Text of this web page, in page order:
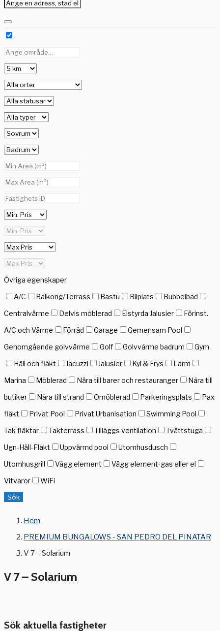
Övriga egenskaper
A/C
Balkong/Terrass Bastu Bilplats
Bubbelbad
Centralvärme
Delvis möblerad Elstyrda Jalusier
Förinst.
A/C och Värme
Förråd Garage
Gemensam Pool
Genomgående golvvärme
Golf Golvvärme badrum
Gym
Häll och fläkt
Jacuzzi Jalusier Kyl & Frys
Larm
Marina
Möblerad Nära till barer och restauranger
Nära till
butiker
Nära till strand Omöblerad Parkeringsplats
Pax
fläkt
Privat Pool Privat Urbanisation
Swimming Pool
Tak fläktar
Takterrass Tilläggs ventilation
Tvättstuga
Ugn-Häll-Fläkt
Uppvärmd pool
Utomhusdusch
Utomhusgrill
Vägg element
Vägg element-gas eller el
Vitvaror
WiFi
Sök
Hem
PREMIUM BUNGALOWS - SAN PEDRO DEL PINATAR
V 7 – Solarium
V 7 – Solarium
Sök aktuella fastigheter